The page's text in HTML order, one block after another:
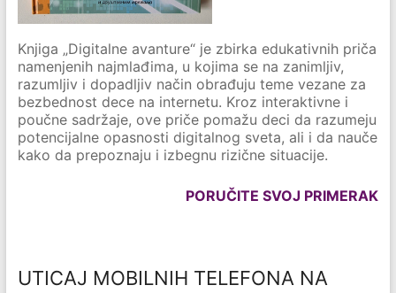
Knjiga „Digitalne avanture“ je zbirka edukativnih priča
namenjenih najmlađima, u kojima se na zanimljiv,
razumljiv i dopadljiv način obrađuju teme vezane za
bezbednost dece na internetu. Kroz interaktivne i
poučne sadržaje, ove priče pomažu deci da razumeju
potencijalne opasnosti digitalnog sveta, ali i da nauče
kako da prepoznaju i izbegnu rizične situacije.
PORUČITE SVOJ PRIMERAK
UTICAJ MOBILNIH TELEFONA NA